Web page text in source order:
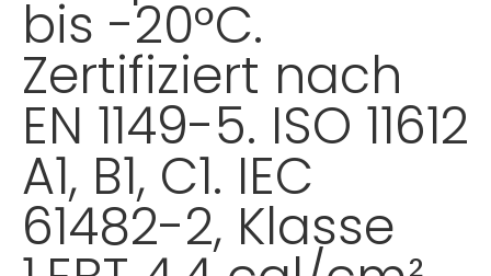
bis -20°C.
Zertifiziert nach
EN 1149-5. ISO 11612
A1, B1, C1. IEC
61482-2, Klasse